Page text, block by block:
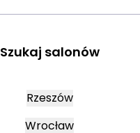
Szukaj salonów
Rzeszów
Wrocław